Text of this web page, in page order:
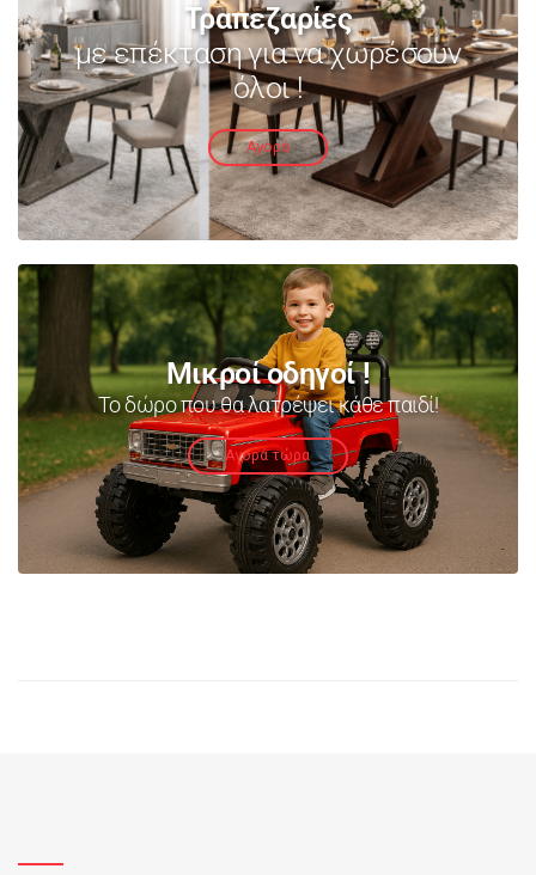
Τραπεζαρίες
με επέκταση για να χωρέσουν
όλοι !
Αγορά
Μικροί οδηγοί !
Το δώρο που θα λατρέψει κάθε παιδί!
Αγορά τώρα